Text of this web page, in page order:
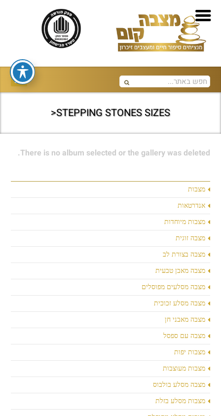
STEPPING STONES SIZES<
מצבות
אנדרטאות
מצבות מיוחדות
מצבה זוגית
מצבה בצורת לב
מצבה מאבן טבעית
מצבה מסלעים מפוסלים
מצבה מסלע זכוכית
מצבה מאבני חן
מצבה עם ספסל
מצבות יפות
מצבות מעוצבות
מצבה מסלע בולבוס
מצבות מסלע בזלת
There is no album selected or the gallery was deleted.